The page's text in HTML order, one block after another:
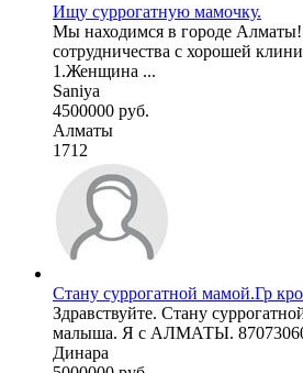
Ищу суррогатную мамочку.
Мы находимся в городе
сотрудничества с хорошей
1.Женщина ...
Saniya
4500000 руб.
Алматы
1712
Стану суррогатной мамой.Гр
Здравствуйте. Стану
малыша. Я с АЛМАТЫ.
Динара